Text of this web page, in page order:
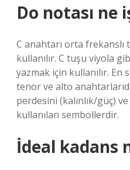
Do notası ne
C anahtarı orta frekanslı
kullanılır. C tuşu viyola
yazmak için kullanılır. En
tenor ve alto
perdesini (kalınlık/güç)
kullanılan sembollerdir.
İdeal kadans